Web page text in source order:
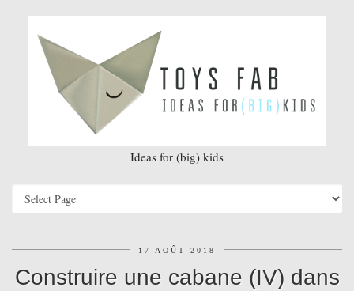
Ideas for (big) kids
17 AOÛT 2018
Construire une cabane (IV) dans